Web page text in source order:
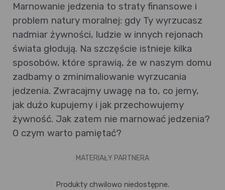
Marnowanie jedzenia to straty finansowe i
problem natury moralnej: gdy Ty wyrzucasz
nadmiar żywności, ludzie w innych rejonach
świata głodują. Na szczęście istnieje kilka
sposobów, które sprawią, że w naszym domu
zadbamy o zminimaliowanie wyrzucania
jedzenia. Zwracajmy uwagę na to, co jemy,
jak dużo kupujemy i jak przechowujemy
żywność. Jak zatem nie marnować jedzenia?
O czym warto pamiętać?
MATERIAŁY PARTNERA
Produkty chwilowo niedostępne.